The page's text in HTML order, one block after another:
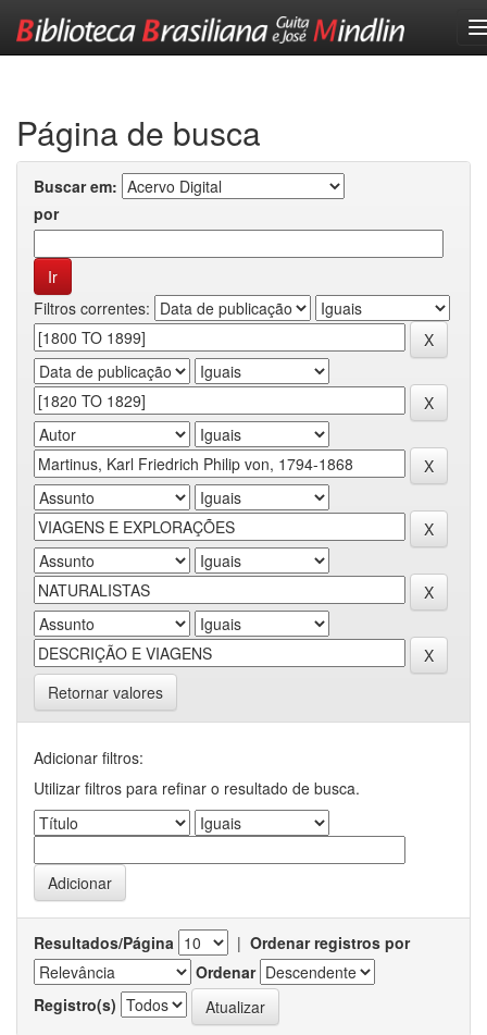
Página de busca
Buscar em:
por
Filtros correntes:
Retornar valores
Adicionar filtros:
Utilizar filtros para refinar o resultado de busca.
Resultados/Página | Ordenar registros por
Ordenar
Registro(s)